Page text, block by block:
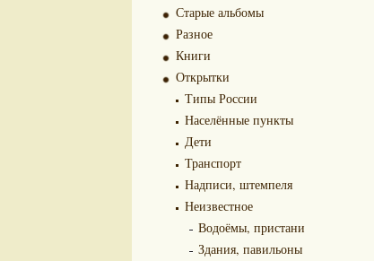
Старые альбомы
Разное
Книги
Открытки
Типы России
Населённые пункты
Дети
Транспорт
Надписи, штемпеля
Неизвестное
Водоёмы, пристани
Здания, павильоны